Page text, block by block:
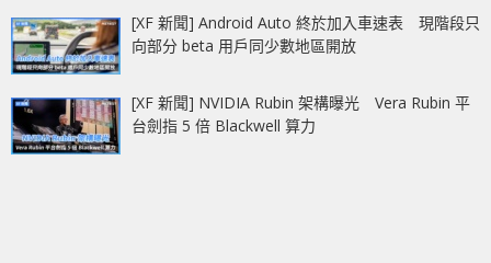
[XF 新聞] Android Auto 終於加入車速表 現階段只
向部分 beta 用戶同少數地區開放
[XF 新聞] NVIDIA Rubin 架構曝光 Vera Rubin 平
台劍指 5 倍 Blackwell 算力